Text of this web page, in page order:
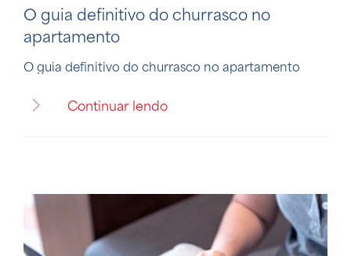
O guia definitivo do churrasco no
apartamento
O guia definitivo do churrasco no apartamento
Continuar lendo